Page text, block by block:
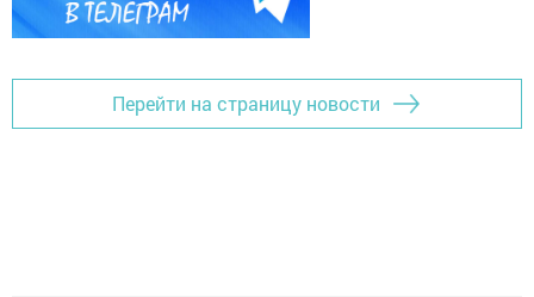
Перейти на страницу новости